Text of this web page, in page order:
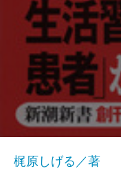
梶原しげる／著